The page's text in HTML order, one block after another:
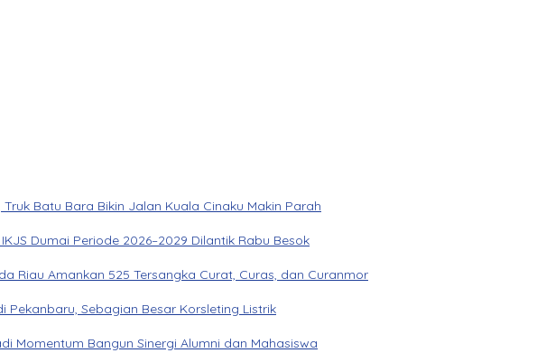
Batu Bara Bikin Jalan Kuala Cinaku Makin Parah
Dumai Periode 2026–2029 Dilantik Rabu Besok
Riau Amankan 525 Tersangka Curat, Curas, dan Curanmor
Pekanbaru, Sebagian Besar Korsleting Listrik
Momentum Bangun Sinergi Alumni dan Mahasiswa